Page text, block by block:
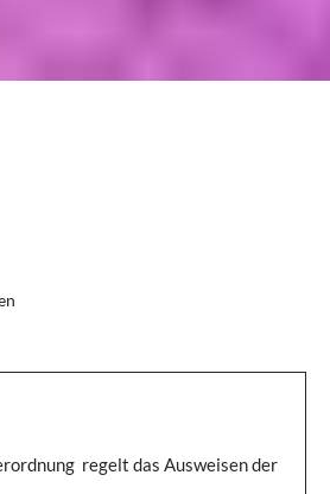
regelt das Ausweisen der